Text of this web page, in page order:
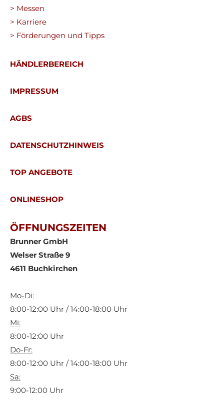
> Messen
> Karriere
> Förderungen und Tipps
HÄNDLERBEREICH
IMPRESSUM
AGBS
DATENSCHUTZHINWEIS
TOP ANGEBOTE
ONLINESHOP
ÖFFNUNGSZEITEN
Brunner GmbH
Welser Straße 9
4611 Buchkirchen
Mo-Di:
8:00-12:00 Uhr / 14:00-18:00 Uhr
Mi:
8:00-12:00 Uhr
Do-Fr:
8:00-12:00 Uhr / 14:00-18:00 Uhr
Sa:
9:00-12:00 Uhr